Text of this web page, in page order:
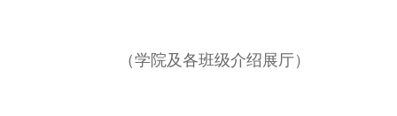
（学院及各班级介绍展厅）